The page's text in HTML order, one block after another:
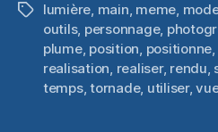
Étiquettes
lumière, main, meme,
outils, personnage,
plume, position, positionne,
realisation, realiser, rendu,
temps,tornade, utiliser,